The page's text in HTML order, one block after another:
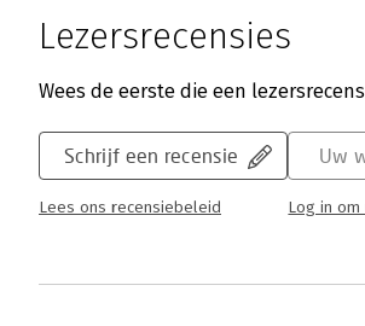
Lezersrecensies
Wees de eerste die een
Schrijf een recensie
Lees ons recensiebeleid
Uw
Log in